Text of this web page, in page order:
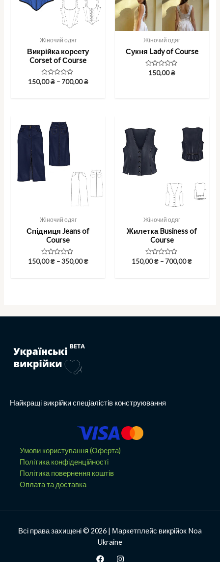
Жіночий одяг
Викрійка корсету
Corset of Сourse
Rated
150,00₴– 700,00₴
Жіночий одяг
Сукня Lady of Course
Rated
150,00₴
Жіночий одяг
Спідниця Jeans of
Course
Rated
150,00₴–350,00₴
Жіночий одяг
Жилетка Business of
Course
Rated
150,00₴ – 700,00₴
Найкращі викрійки спеціалістів конструювання
Умови користування (Оферта)
Політика конфіденційності
Політика повернення коштів
Оплата та доставка
Всі права захищені © 2026 | Маркетплейс викрійок Noa
Ukraine